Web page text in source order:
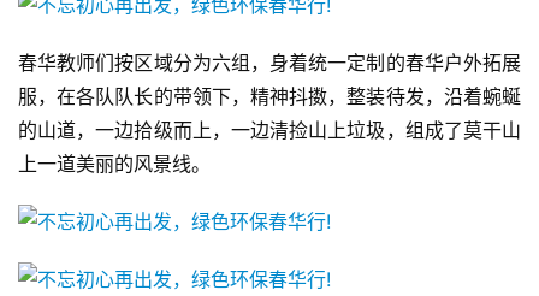
春华教师们按区域分为六组，身着统一定制的春华户外拓展
服，在各队队长的带领下，精神抖擞，整装待发，沿着蜿蜒
的山道，一边拾级而上，一边清捡山上垃圾，组成了莫干山
上一道美丽的风景线。